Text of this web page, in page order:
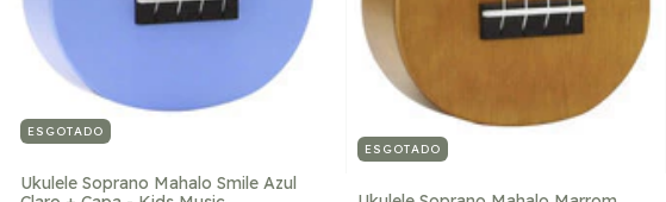
ESGOTADO
Ukulele Soprano Mahalo Smile Azul
ESGOTADO